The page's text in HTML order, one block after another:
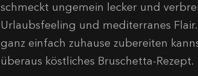
schmeckt ungemein lecker und
Urlaubsfeeling und mediterranes
ganz einfach zuhause zubereiten
überaus köstliches Bruschetta-Rezept.